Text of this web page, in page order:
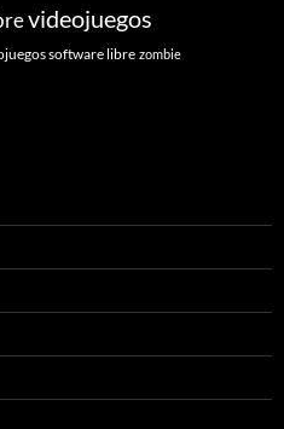
videojuegos
software libre zombie